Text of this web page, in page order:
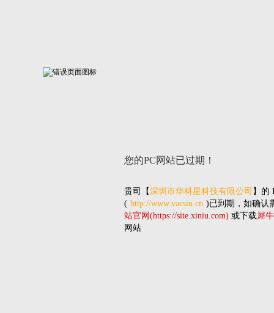
您的PC网站已过期！
贵司 【深圳市华科星科技有限公司 】的
( http://www.vacsin.cn )已到期，如确认
站官网(https://site.xiniu.com) 或下载犀
网站